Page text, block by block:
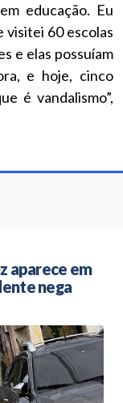
educação. Eu
visitei 60 escolas
e elas possuíam
e hoje, cinco
é vandalismo”,
aparece em
nega